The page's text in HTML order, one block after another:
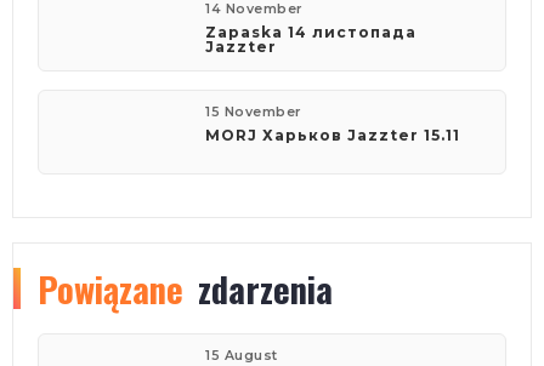
14 November
Zapaska 14 листопада
Jazzter
15 November
MORJ Харьков Jazzter 15.11
Powiązane zdarzenia
15 August